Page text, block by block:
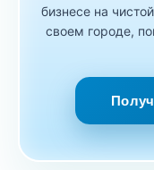
бизнесе на
своем городе,